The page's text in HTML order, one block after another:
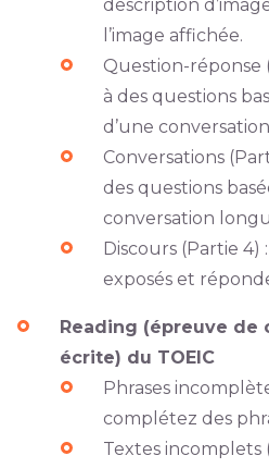
description
l’image affichée.
Question-réponse
à des questions
d’une
Conversations
des questions
conversation
Discours (Partie 4)
exposés et
Reading (épreuve de
écrite) du TOEIC
Phrases
complétez des
Textes incomplets